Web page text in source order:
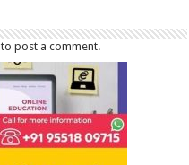
to post a comment.